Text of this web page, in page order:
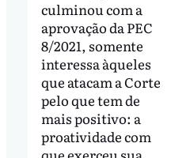
culminou com a
aprovação da PEC
8/2021, somente
interessa àqueles
que atacam a Corte
pelo que tem de
mais positivo: a
proatividade com